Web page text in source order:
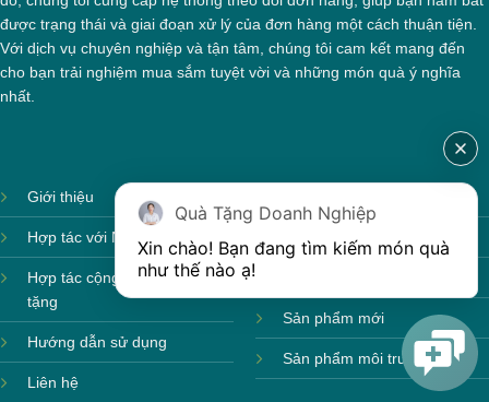
được trạng thái và giai đoạn xử lý của đơn hàng một cách thuận tiện.
Với dịch vụ chuyên nghiệp và tận tâm, chúng tôi cam kết mang đến
cho bạn trải nghiệm mua sắm tuyệt vời và những món quà ý nghĩa
nhất.
Giới thiệu
Hợp tác với Nhà cung cấp
Hợp tác cộng tác viên quà
tặng
Hướng dẫn sử dụng
Liên hệ
Sản phẩm theo mùa
Sản phẩm mới
Sản phẩm môi trường
Quà Tặng Doanh Nghiệp
Xin chào! Bạn đang tìm kiếm món quà
như thế nào ạ!